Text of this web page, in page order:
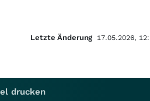
Letzte Änderung 17.05.2026,
drucken